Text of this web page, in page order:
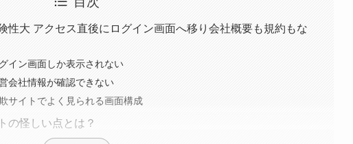
性大 アクセス直後にログイン画面へ移り会社概要も規約もな
イン画面しか表示されない
会社情報が確認できない
サイトでよく見られる画面構成
の怪しい点とは？